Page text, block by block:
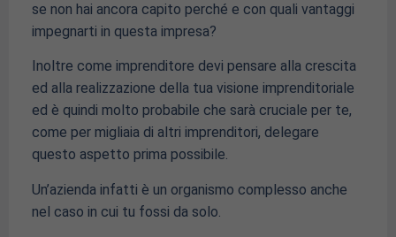
se non hai ancora capito perché e con quali vantaggi
impegnarti in questa impresa?
Inoltre come imprenditore devi pensare alla crescita
ed alla realizzazione della tua visione imprenditoriale
ed è quindi molto probabile che sarà cruciale per te,
come per migliaia di altri imprenditori, delegare
questo aspetto prima possibile.
Un’azienda infatti è un organismo complesso anche
nel caso in cui tu fossi da solo.